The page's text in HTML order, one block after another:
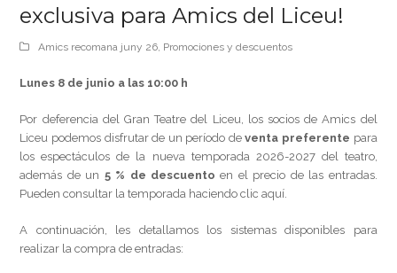
exclusiva para Amics del Liceu!
Amics recomana juny 26, Promociones y descuentos
Lunes 8 de junio a las 10:00 h
Por deferencia del Gran Teatre del Liceu, los socios de Amics del
Liceu podemos disfrutar de un período deventa preferente para
los espectáculos de la nueva temporada 2026-2027 del teatro,
además de un 5 % de descuento en el precio de las entradas.
Pueden consultar la temporada haciendo clic aquí.
A continuación, les detallamos los sistemas disponibles para
realizar la compra de entradas: